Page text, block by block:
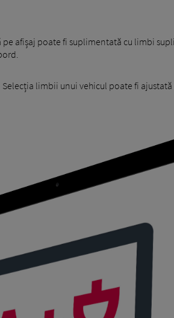
afișaj poate fi suplimentată cu limbi
limbii unui vehicul poate fi